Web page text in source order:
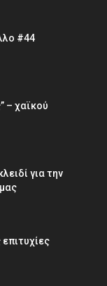
#44
– χαϊκού
για την